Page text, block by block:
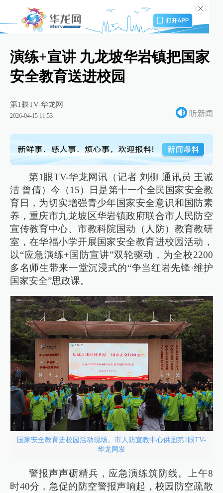
演练+宣讲 九龙坡华岩镇把国家
安全教育送进校园
第1眼TV-华龙网
2026-04-15 11:53 听新闻
第1眼TV-华龙网讯（记者 刘柳 通讯员 王诚
洁 曾倩）今（15）日是第十一个全民国家安全教
育日，为切实增强青少年国家安全意识和国防素
养，重庆市九龙坡区华岩镇政府联合市人民防空
宣传教育中心、市教科院国动（人防）教育教研
室，在华福小学开展国家安全教育进校园活动，
以“应急演练+国防宣讲”双轮驱动，为全校2200
多名师生带来一堂沉浸式的“争当红岩先锋·维护
国家安全”思政课。
国家安全教育进校园活动现场。市人防宣教中心供图第1眼TV-
华龙网发
警报声声砺精兵，应急演练筑防线。上午8
时40分，急促的防空警报声响起，校园防空疏散